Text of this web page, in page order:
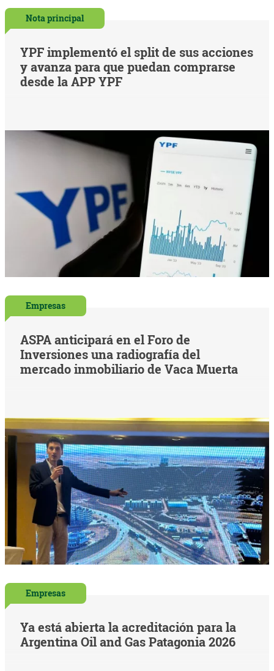
Nota principal
YPF implementó el split de sus acciones
y avanza para que puedan comprarse
desde la APP YPF
Empresas
ASPA anticipará en el Foro de
Inversiones una radiografía del
mercado inmobiliario de Vaca Muerta
Empresas
Ya está abierta la acreditación para la
Argentina Oil and Gas Patagonia 2026